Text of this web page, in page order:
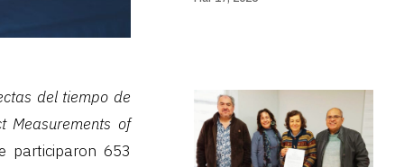
del tiempo de
Measurements of
participaron 653